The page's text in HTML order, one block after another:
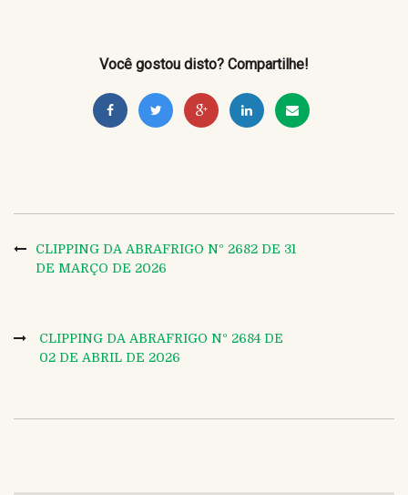
Você gostou disto? Compartilhe!
CLIPPING DA ABRAFRIGO Nº 2682 DE 31
DE MARÇO DE 2026
CLIPPING DA ABRAFRIGO Nº 2684 DE
02 DE ABRIL DE 2026